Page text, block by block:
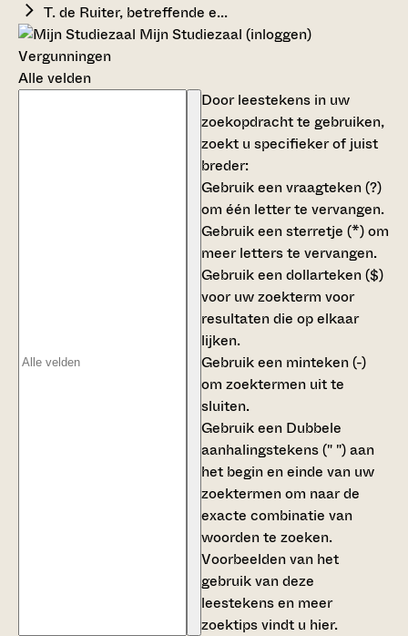
T. de Ruiter, betreffende e...
Mijn Studiezaal (inloggen)
Vergunningen
Alle velden
Door leestekens in uw
zoekopdracht te gebruiken,
zoekt u specifieker of juist
breder:
Gebruik eenvraagteken (?)
om één letter te vervangen.
Gebruik eensterretje (*)om
meer letters te vervangen.
Gebruik eendollarteken ($)
voor uw zoekterm voor
resultaten die op elkaar
lijken.
Gebruik een minteken (-)
om zoektermen uit te
sluiten.
Gebruik een Dubbele
aanhalingstekens (" ")aan
het begin en einde van uw
zoektermen om naar de
exacte combinatie van
woorden te zoeken.
Voorbeelden van het
gebruik van deze
leestekens en meer
zoektips vindt u hier.